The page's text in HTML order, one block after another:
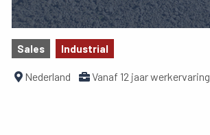
Sales Industrial
Nederland Vanaf 12 jaar werkervaring